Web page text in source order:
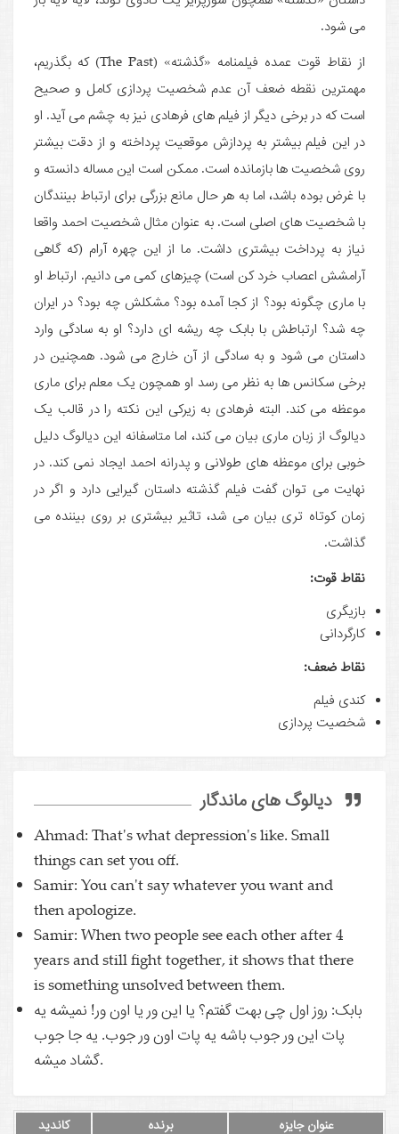
می شود.
از نقاط قوت عمده فیلمنامه «گذشته» (The Past) که بگذریم،
مهمترین نقطه ضعف آن عدم شخصیت پردازی کامل و صحیح
است که در برخی دیگر از فیلم های فرهادی نیز به چشم می آید. او
در این فیلم بیشتر به پردازش موقعیت پرداخته و از دقت بیشتر
روی شخصیت ها بازمانده است. ممکن است این مساله دانسته و
با غرض بوده باشد، اما به هر حال مانع بزرگی برای ارتباط بینندگان
با شخصیت های اصلی است. به عنوان مثال شخصیت احمد واقعا
نیاز به پرداخت بیشتری داشت. ما از این چهره آرام (که گاهی
آرامشش اعصاب خرد کن است) چیزهای کمی می دانیم. ارتباط او
با ماری چگونه بود؟ از کجا آمده بود؟ مشکلش چه بود؟ در ایران
چه شد؟ ارتباطش با بابک چه ریشه ای دارد؟ او به سادگی وارد
داستان می شود و به سادگی از آن خارج می شود. همچنین در
برخی سکانس ها به نظر می رسد او همچون یک معلم برای ماری
موعظه می کند. البته فرهادی به زیرکی این نکته را در قالب یک
دیالوگ از زبان ماری بیان می کند، اما متاسفانه این دیالوگ دلیل
خوبی برای موعظه های طولانی و پدرانه احمد ایجاد نمی کند. در
نهایت می توان گفت فیلم گذشته داستان گیرایی دارد و اگر در
زمان کوتاه تری بیان می شد، تاثیر بیشتری بر روی بیننده می
گذاشت.
نقاط قوت:
بازیگری
کارگردانی
نقاط ضعف:
کندی فیلم
شخصیت پردازی
دیالوگ های ماندگار
Ahmad: That's what depression's like. Small
things can set you off.
Samir: You can't say whatever you want and
then apologize.
Samir: When two people see each other after 4
years and still fight together, it shows that there
is something unsolved between them.
بابک: روز اول چی بهت گفتم؟ یا این ور یا اون ور! نمیشه یه
پات این ور جوب باشه یه پات اون ور جوب. یه جا جوب
گشاد میشه.
عنوان جایزه برنده کاندید